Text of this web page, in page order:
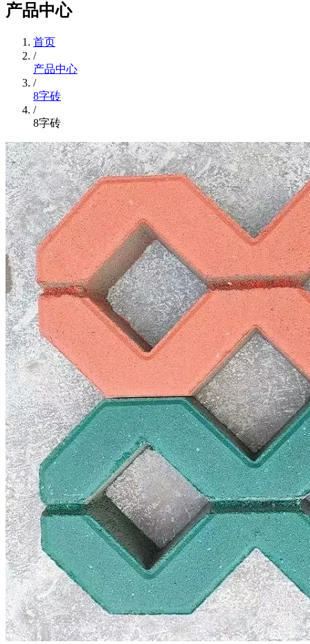
产品中心
首页
/
产品中心
/
8字砖
/
8字砖